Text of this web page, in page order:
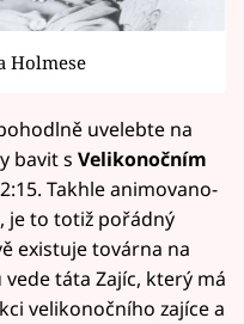
Holmese
uvelebte na
bavit s Velikonočním
Takhle animovano-
je to totiž pořádný
existuje továrna na
táta Zajíc, který má
velikonočního zajíce a